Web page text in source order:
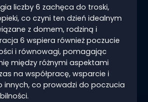
liczby 6 zachęca do troski,
co czyni ten dzień idealnym
z domem, rodziną i
6 wspiera również poczucie
i równowagi, pomagając
między różnymi aspektami
na współpracę, wsparcie i
innych, co prowadzi do poczucia